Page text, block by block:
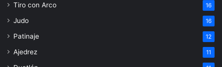
Tiro con Arco 16
Judo 16
Patinaje 12
Ajedrez 11